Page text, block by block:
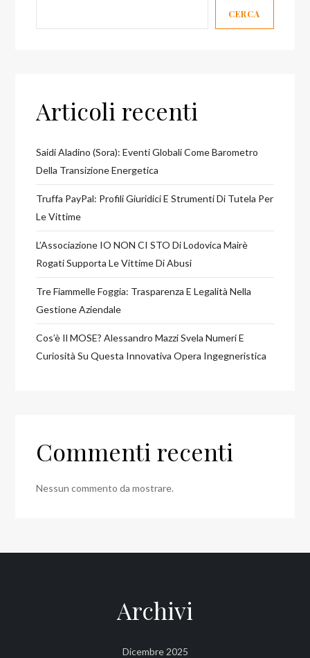
CERCA
Articoli recenti
Saidi Aladino (Sora): Eventi Globali Come Barometro
Della Transizione Energetica
Truffa PayPal: Profili Giuridici E Strumenti Di Tutela Per
Le Vittime
L’Associazione IO NON CI STO Di Lodovica Mairè
Rogati Supporta Le Vittime Di Abusi
Tre Fiammelle Foggia: Trasparenza E Legalità Nella
Gestione Aziendale
Cos’è Il MOSE? Alessandro Mazzi Svela Numeri E
Curiosità Su Questa Innovativa Opera Ingegneristica
Commenti recenti
Nessun commento da mostrare.
Archivi
Dicembre 2025